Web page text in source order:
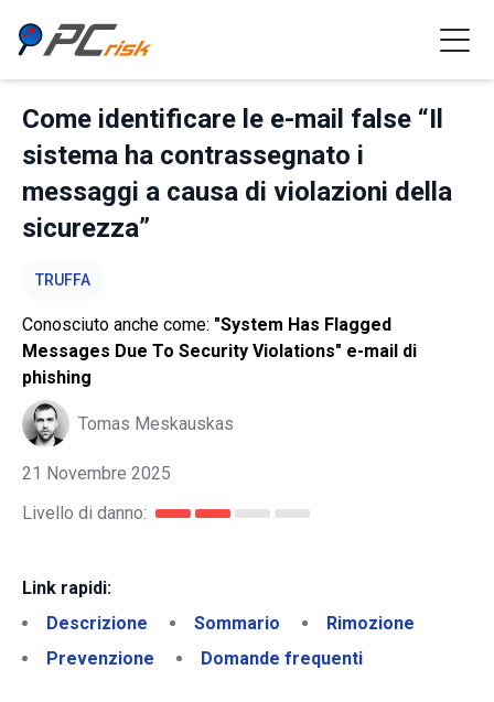
Come identificare le e-mail false “Il
sistema ha contrassegnato i
messaggi a causa di violazioni della
sicurezza”
TRUFFA
Conosciuto anche come: "System Has Flagged
Messages Due To Security Violations" e-mail di
phishing
Tomas Meskauskas
21 Novembre 2025
Livello di danno:
Link rapidi:
Descrizione
Sommario
Rimozione
Prevenzione
Domande frequenti